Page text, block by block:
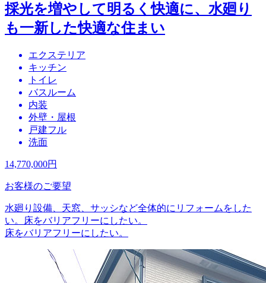
採光を増やして明るく快適に、水廻り
も一新した快適な住まい
エクステリア
キッチン
トイレ
バスルーム
内装
外壁・屋根
戸建フル
洗面
14,770,000円
お客様のご要望
水廻り設備、天窓、サッシなど全体的にリフォームをした
い。床をバリアフリーにしたい。
床をバリアフリーにしたい。